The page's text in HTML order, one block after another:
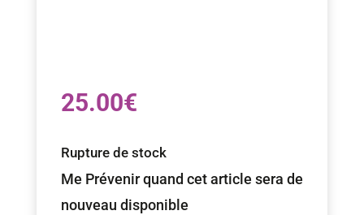
25.00€
Rupture de stock
Me Prévenir quand cet article sera de
nouveau disponible